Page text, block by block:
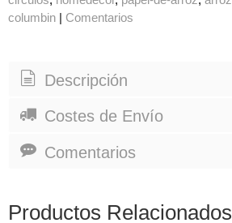
columbin
Comentarios
Descripción
Costes de Envío
Comentarios
Productos Relacionados